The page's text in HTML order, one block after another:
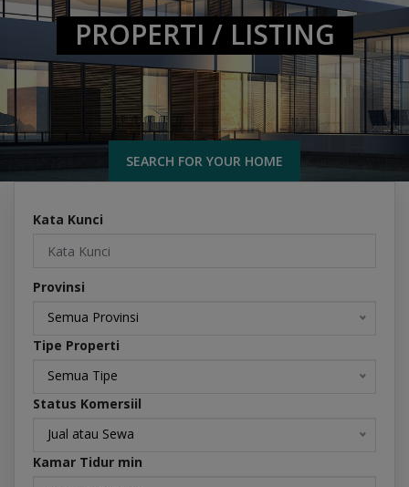
PROPERTI / LISTING
SEARCH FOR YOUR HOME
Kata Kunci
Provinsi
Semua Provinsi
Tipe Properti
Semua Tipe
Status Komersiil
Jual atau Sewa
Kamar Tidur min